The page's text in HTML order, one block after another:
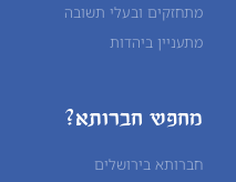
מתחזקים ובעלי תשובה
מתעניין ביהדות
מחפש חברותא?
חברותא בירושלים